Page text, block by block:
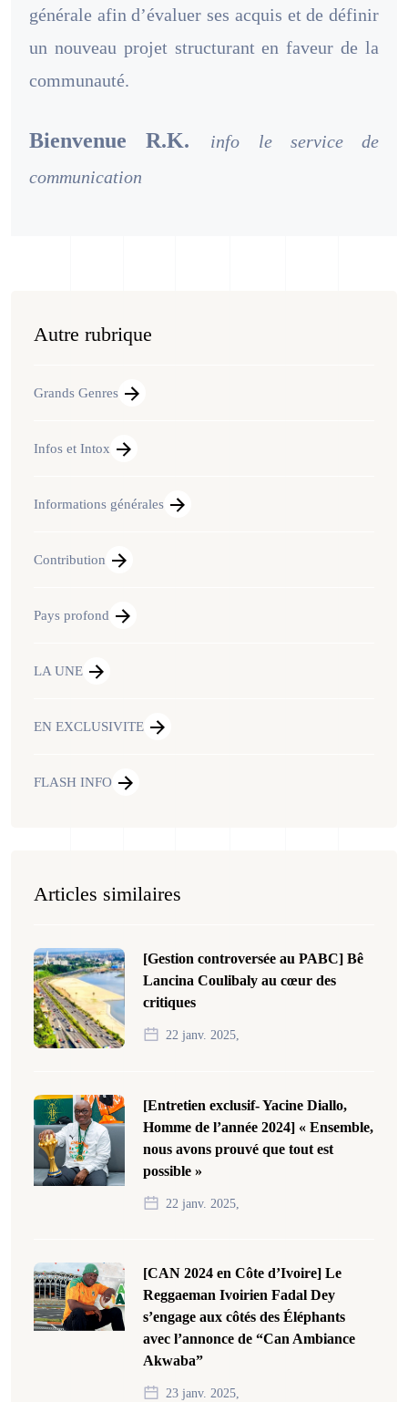
générale afin d’évaluer ses acquis et de définir
un nouveau projet structurant en faveur de la
communauté.
Bienvenue R.K.
info le service de
communication
Autre rubrique
Grands Genres
Infos et Intox
Informations générales
Contribution
Pays profond
LA UNE
EN EXCLUSIVITE
FLASH INFO
Articles similaires
[Gestion controversée au PABC] Bê
Lancina Coulibaly au cœur des
critiques
22 janv. 2025,
[Entretien exclusif- Yacine Diallo,
Homme de l’année 2024] « Ensemble,
nous avons prouvé que tout est
possible »
22 janv. 2025,
[CAN 2024 en Côte d’Ivoire] Le
Reggaeman Ivoirien Fadal Dey
s’engage aux côtés des Éléphants
avec l’annonce de “Can Ambiance
Akwaba”
23 janv. 2025,